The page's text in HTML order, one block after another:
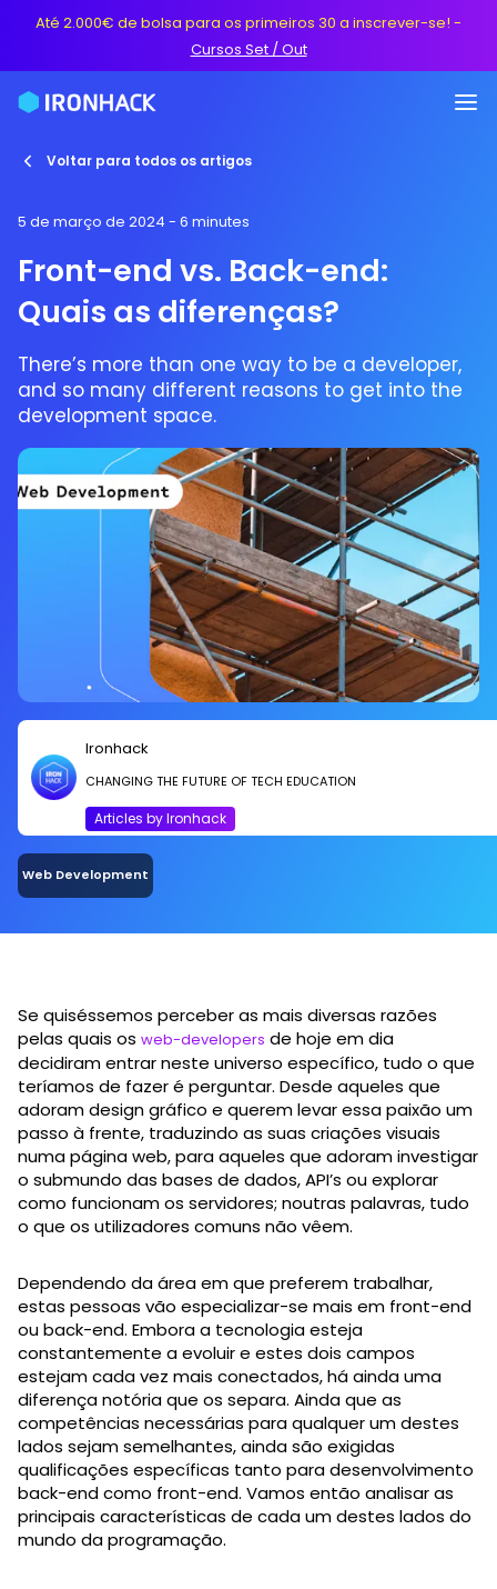
Até 2.000€ de bolsa para os primeiros 30 a inscrever-se! -
Cursos Set / Out
Voltar para todos os artigos
5 de março de 2024 - 6 minutes
Front-end vs. Back-end:
Quais as diferenças?
There’s more than one way to be a developer,
and so many different reasons to get into the
development space.
Ironhack
CHANGING THE FUTURE OF TECH EDUCATION
Articles by Ironhack
Web Development
Se quiséssemos perceber as mais diversas razões
pelas quais os web-developers de hoje em dia
decidiram entrar neste universo específico, tudo o que
teríamos de fazer é perguntar. Desde aqueles que
adoram design gráfico e querem levar essa paixão um
passo à frente, traduzindo as suas criações visuais
numa página web, para aqueles que adoram investigar
o submundo das bases de dados, API’s ou explorar
como funcionam os servidores; noutras palavras, tudo
o que os utilizadores comuns não vêem.
Dependendo da área em que preferem trabalhar,
estas pessoas vão especializar-se mais em front-end
ou back-end. Embora a tecnologia esteja
constantemente a evoluir e estes dois campos
estejam cada vez mais conectados, há ainda uma
diferença notória que os separa. Ainda que as
competências necessárias para qualquer um destes
lados sejam semelhantes, ainda são exigidas
qualificações específicas tanto para desenvolvimento
back-end como front-end. Vamos então analisar as
principais características de cada um destes lados do
mundo da programação.